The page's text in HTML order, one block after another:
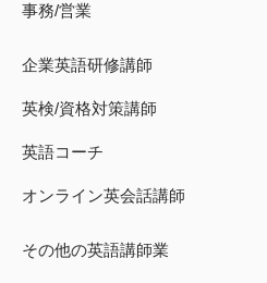
事務/営業
企業英語研修講師
英検/資格対策講師
英語コーチ
オンライン英会話講師
その他の英語講師業